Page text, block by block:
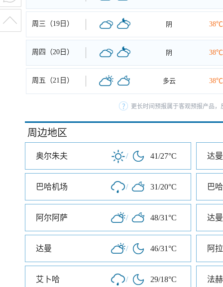
周三（19日） 阴 38℃
周四（20日） 阴 38℃
周五（21日） 多云 38℃
更长时间预报属于客观预报产品
周边地区
奥尔朱夫 / 41/27°C 达
巴哈机场 / 31/20°C 巴哈
阿尔阿萨 / 48/31°C 达曼
达曼 / 46/31°C 阿
艾卜哈 / 29/18°C 法